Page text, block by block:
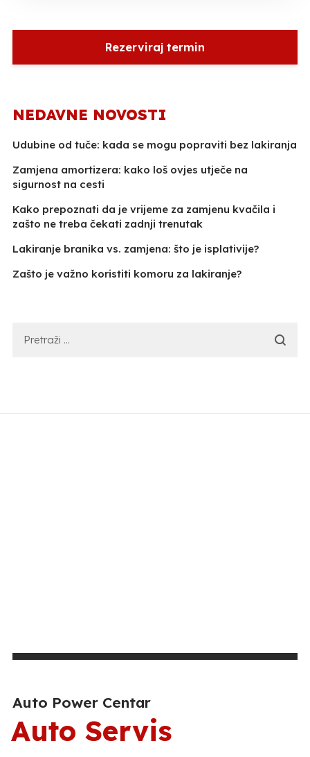
Rezerviraj termin
NEDAVNE NOVOSTI
Udubine od tuče: kada se mogu popraviti bez lakiranja
Zamjena amortizera: kako loš ovjes utječe na
sigurnost na cesti
Kako prepoznati da je vrijeme za zamjenu kvačila i
zašto ne treba čekati zadnji trenutak
Lakiranje branika vs. zamjena: što je isplativije?
Zašto je važno koristiti komoru za lakiranje?
Auto Power Centar
Auto Servis